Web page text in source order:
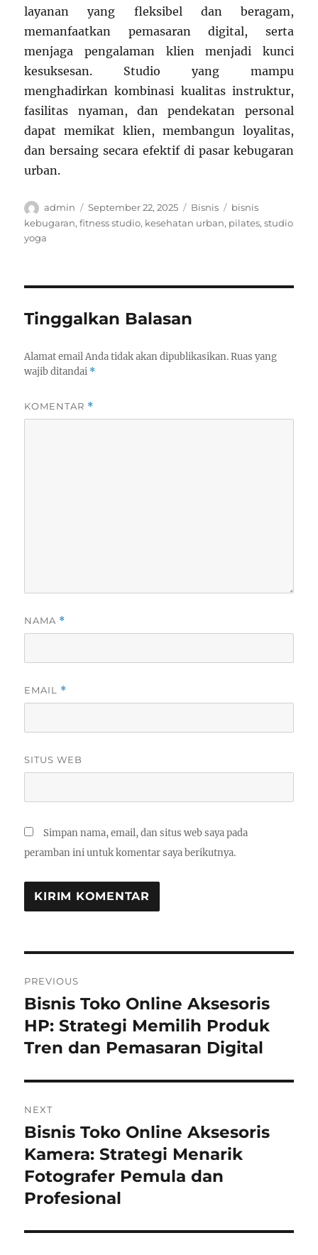
layanan yang fleksibel dan beragam,
memanfaatkan pemasaran digital, serta
menjaga pengalaman klien menjadi kunci
kesuksesan. Studio yang mampu
menghadirkan kombinasi kualitas instruktur,
fasilitas nyaman, dan pendekatan personal
dapat memikat klien, membangun loyalitas,
dan bersaing secara efektif di pasar kebugaran
urban.
Author
admin
Posted
on
September 22, 2025 Categories
Bisnis Tags
bisnis
kebugaran,fitness studio, kesehatan urban, pilates,studio
yoga
Tinggalkan Balasan
Alamat email Anda tidak akan dipublikasikan. Ruas yang
wajib ditandai *
KOMENTAR *
NAMA *
EMAIL *
SITUS WEB
Simpan nama, email, dan situs web saya pada
peramban ini untuk komentar saya berikutnya.
pos
PREVIOUS
Previous
post:
Bisnis Toko Online Aksesoris
HP: Strategi Memilih Produk
Tren dan Pemasaran Digital
NEXT
Next
post:
Bisnis Toko Online Aksesoris
Kamera: Strategi Menarik
Fotografer Pemula dan
Profesional